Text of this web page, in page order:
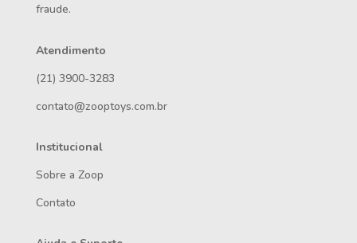
fraude.
Atendimento
(21) 3900-3283
contato@zooptoys.com.br
Institucional
Sobre a Zoop
Contato